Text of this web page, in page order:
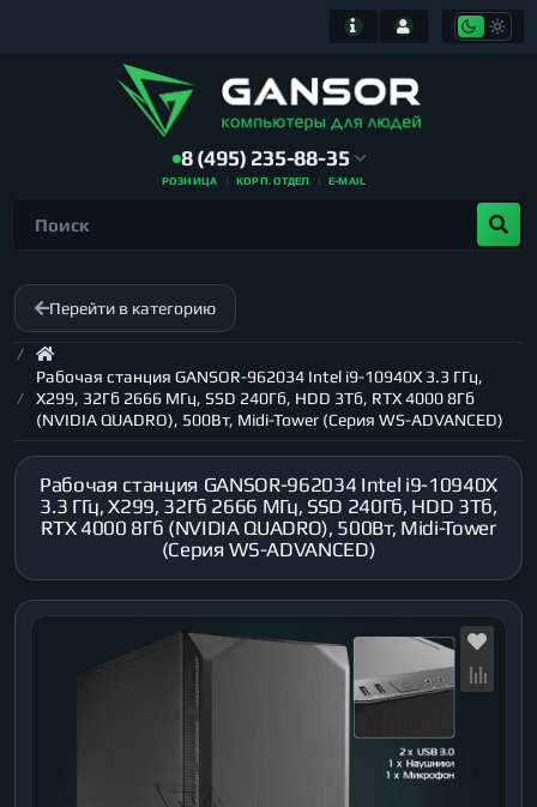
8 (495) 235-88-35
РОЗНИЦА КОРП. ОТДЕЛ E-MAIL
Перейти в категорию
Рабочая станция GANSOR-962034 Intel i9-10940X 3.3 ГГц,
X299, 32Гб 2666 МГц, SSD 240Гб, HDD 3Тб, RTX 4000 8Гб
(NVIDIA QUADRO), 500Вт, Midi-Tower (Серия WS-ADVANCED)
Рабочая станция GANSOR-962034 Intel i9-10940X
3.3 ГГц, X299, 32Гб 2666 МГц, SSD 240Гб, HDD 3Тб,
RTX 4000 8Гб (NVIDIA QUADRO), 500Вт, Midi-Tower
(Серия WS-ADVANCED)